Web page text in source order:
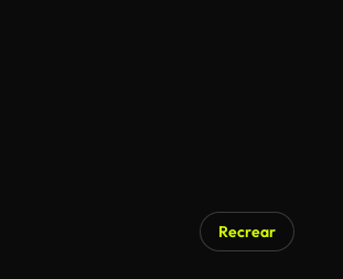
Recrear